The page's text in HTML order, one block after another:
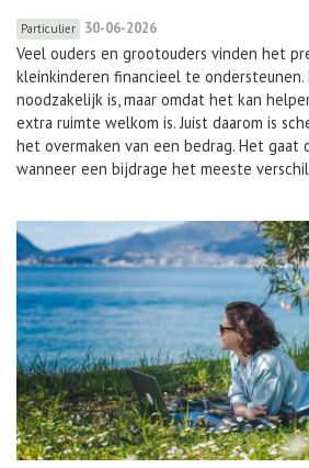
Particulier 30-06-2026
Veel ouders en grootouders vinden het
kleinkinderen financieel te
noodzakelijk is, maar omdat het kan
extra ruimte welkom is. Juist daarom is
het overmaken van een bedrag. Het gaat
wanneer een bijdrage het meeste